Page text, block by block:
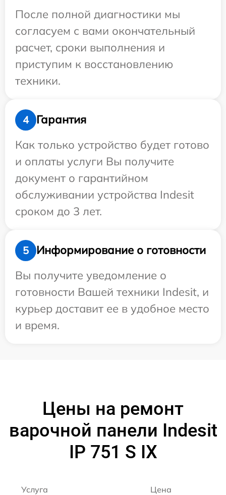
После полной диагностики мы
согласуем с вами окончательный
расчет, сроки выполнения и
приступим к восстановлению
техники.
4
Гарантия
Как только устройство будет готово
и оплаты услуги Вы получите
документ о гарантийном
обслуживании устройства Indesit
сроком до 3 лет.
5
Информирование о готовности
Вы получите уведомление о
готовности Вашей техники Indesit, и
курьер доставит ее в удобное место
и время.
Цены на ремонт
варочной панели Indesit
IP 751 S IX
Услуга Цена